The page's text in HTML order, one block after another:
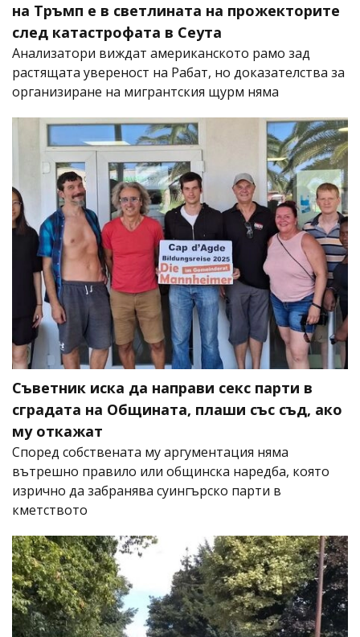
на Тръмп е в светлината на прожекторите
след катастрофата в Сеута
Анализатори виждат американското рамо зад
растящата увереност на Рабат, но доказателства за
организиране на мигрантския щурм няма
Съветник иска да направи секс парти в
сградата на Общината, плаши със съд, ако
му откажат
Според собствената му аргументация няма
вътрешно правило или общинска наредба, която
изрично да забранява суингърско парти в
кметството